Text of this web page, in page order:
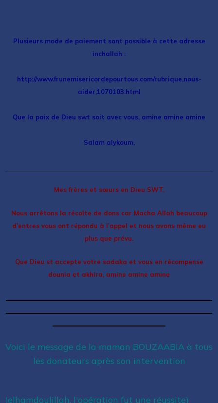
Plusieurs mode de paiement sont possible à cette adresse
inchallah :
http://www.frunemisericordepourtous.com/rubrique,nous-
aider,1070103.html
Que la paix de Dieu swt soit avec vous, amine amine amine
Salam alykoum,
Mes frères et sœurs en Dieu SWT,
Nous arrêtons la récolte de dons car Macha Allah beaucoup
d’entres vous ont répondu à l’appel et nous avons même eu
plus que prévu.
Que Dieu st accepte votre sadaka et vous en récompense
dounia et akhira, amine amine amine
Voici le message de la maman BOUZAABIA à tous
les donateurs après son intervention
(elhamdoulillah, l'opération fut une réussite)